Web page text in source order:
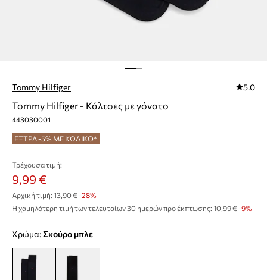
Tommy Hilfiger 5.0
Tommy Hilfiger - Κάλτσες με γόνατο
443030001
ΕΞΤΡΑ -5% ΜΕ ΚΩΔΙΚΟ*
Τρέχουσα τιμή:
9,99 €
Αρχική τιμή: 13,90 €-28%
Η χαμηλότερη τιμή των τελευταίων 30 ημερών προ έκπτωσης: 10,99 € -9%
Χρώμα: σκούρο μπλε